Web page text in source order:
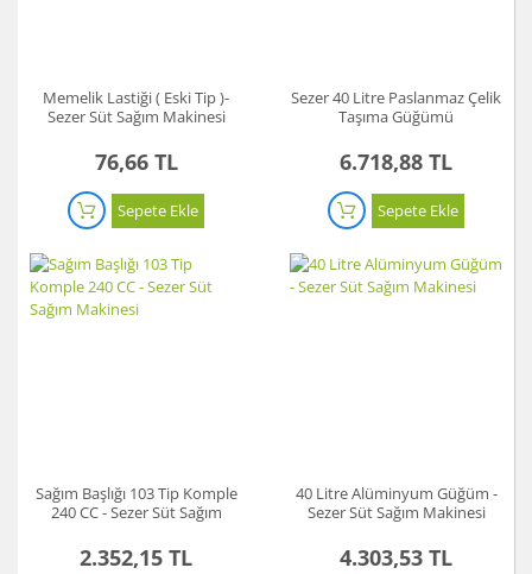
Memelik Lastiği ( Eski Tip )-
Sezer Süt Sağım Makinesi
76,66 TL
Sepete Ekle
Sezer 40 Litre Paslanmaz Çelik
Taşıma Güğümü
6.718,88 TL
Sepete Ekle
Sağım Başlığı 103 Tip Komple
240 CC - Sezer Süt Sağım
2.352,15 TL
40 Litre Alüminyum Güğüm -
Sezer Süt Sağım Makinesi
4.303,53 TL